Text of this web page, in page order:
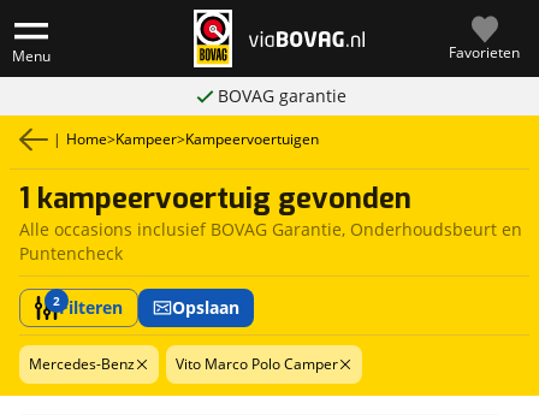
Menu Favorieten
BOVAG garantie
| Home>Kampeer>Kampeervoertuigen
1 kampeervoertuig gevonden
Alle occasions inclusief BOVAG Garantie, Onderhoudsbeurt en
Puntencheck
2Filteren Opslaan
Mercedes-Benz Vito Marco Polo Camper